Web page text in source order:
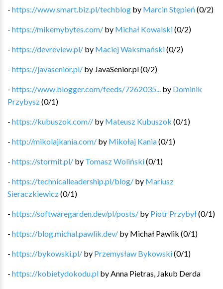
- https://www.smart.biz.pl/techblog by Marcin Stępień (0/2)
- https://mikemybytes.com/ by Michał Kowalski(0/2)
- https://devreview.pl/ by Maciej Waksmański(0/2)
- https://javasenior.pl/ by JavaSenior.pl(0/2)
- https://www.blogger.com/feeds/7262035... by Dominik
Przybysz(0/1)
- https://kubuszok.com// by Mateusz Kubuszok (0/1)
- http://mikolajkania.com/ by Mikołaj Kania(0/1)
- https://stormit.pl/ by Tomasz Woliński(0/1)
- https://technicalleadership.pl/blog/ by Mariusz
Sieraczkiewicz(0/1)
- https://softwaregarden.dev/pl/posts/ by Piotr Przybył(0/1)
- https://blog.michal.pawlik.dev/ by Michał Pawlik (0/1)
- https://bykowski.pl/ by Przemysław Bykowski(0/1)
- https://kobietydokodu.pl by Anna Pietras, Jakub Derda